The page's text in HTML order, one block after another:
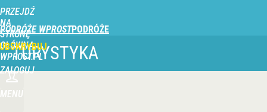
PRZEJDŹ
NA
STRONĘ
GŁÓWNĄ
WPROST.PL
PODRÓŻE WPROST
ZALOGUJ
MENU
TURYSTYKA